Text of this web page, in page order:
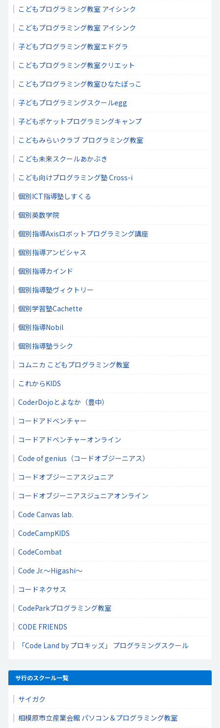
こどもプログラミング教室 アイシンク
こどもプログラミング教室 アイシンク
子どもプログラミング教室エドグラ
こどもプログラミング教室クリエット
こどもプログラミング教室ひなたぼっこ
子どもプログラミングスクールegg
子どもポケットプログラミングキャンプ
こどもみらいクラブ プログラミング教室
こども未来スクールあかぶき
こども向けプログラミング塾 Cross-i
個別ICT指導塾しすくる
個別英数学院
個別指導Axisロボットプログラミング講座
個別指導アンビシャス
個別指導カインド
個別指導塾ヴィクトリー
個別学習塾Cachette
個別指導Nobil
個別指導塾ラシク
コムニカ こどもプログラミング教室
これからKIDS
CoderDojoとよなか（豊中）
コードアドベンチャー
コードアドベンチャーオンライン
Code of genius（コードオブジーニアス）
コードオブジーニアスジュニア
コードオブジーニアスジュニアオンライン
Code Canvas lab.
CodeCampKIDS
CodeCombat
Code Jr.〜Higashi〜
コードネクサス
CodeParkプログラミング教室
CODE FRIENDS
「Code Land by プロキッズ」 プログラミングスクール
サ行のスクール一覧
サイガク
相模原市立産業会館 パソコン＆プログラミング教室